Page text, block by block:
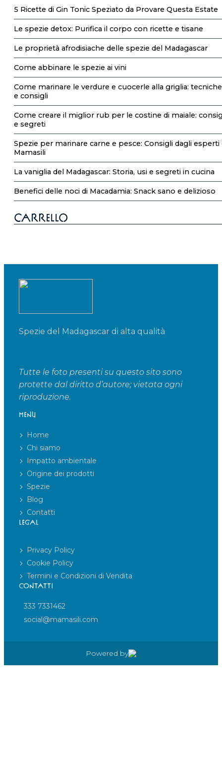
5 Ricette di Gin Tonic Speziato da Provare Questa Estate
Le spezie detox: Purifica il corpo con ricette e tisane
Le proprietà afrodisiache delle spezie del Madagascar
Come abbinare le spezie ai vini
Come marinare le verdure e cuocerle alla griglia: tecniche
e consigli
Come creare il miglior rub per le costine di maiale:
e segreti
Spezie per marinare carne e pesce: Consigli dagli esperti
Mamasili
La vaniglia del Madagascar: Storia, usi e segreti in cucina
Benefici delle noci di Macadamia: Snack sano e delizioso
Carrello
Spezie del Madagascar di alta qualità
Tutte le foto presenti su questo sito sono
protette dal diritto d’autore; vietata ogni
riproduzione.
MENU
Home
Chi siamo
Impatto ambientale
Origine dei prodotti
Spezie
Blog
Contatti
LEGAL
Privacy Policy
Cookie Policy
Termini e Condizioni di Vendita
CONTATTI
333 7331462
social@mamasili.com
Powered by